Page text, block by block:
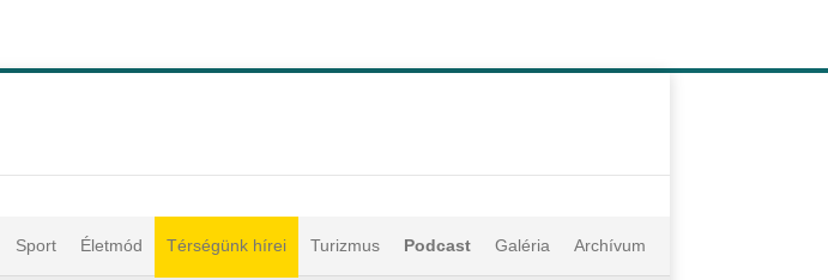
Sport Életmód Térségünk hírei Turizmus Podcast Galéria Archívum